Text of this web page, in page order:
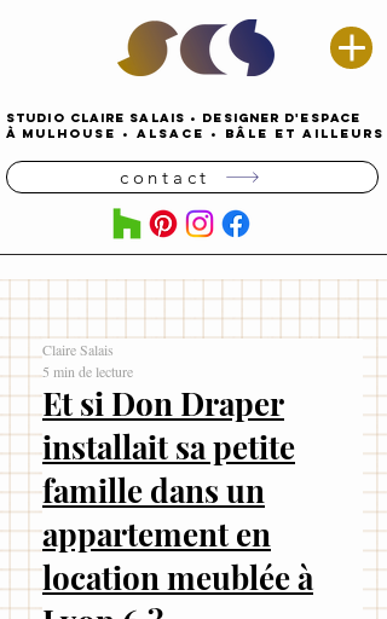
STUDIO CLAIRE SALAIS • DESIGNER D'espace
À MULHOUSE • alsace • Bâle ET AILLEURS
contact
Et si Don Draper
installait sa petite
famille dans un
appartement en
location meublée à
Claire Salais
5 min de lecture